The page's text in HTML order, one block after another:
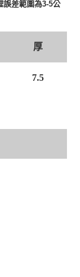
誤差範圍為3-5公
厚
7.5